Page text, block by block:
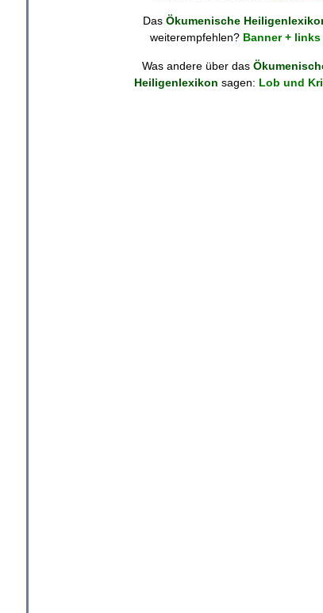
Das Ökumenische
weiterempfehlen? Banner + links
Was andere über das
Heiligenlexikon sagen: Lob und